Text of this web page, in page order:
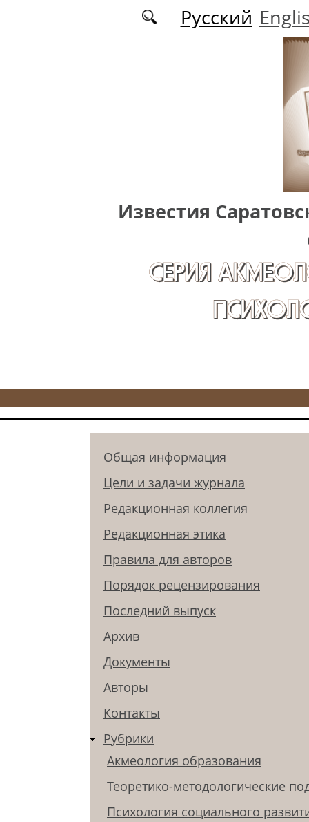
Перейти к основному содержаниюРусский
Известия
СЕРИЯ
Общая информация
Цели и задачи журнала
Редакционная коллегия
Редакционная этика
Правила для авторов
Порядок рецензирования
Последний выпуск
Архив
Документы
Авторы
Контакты
Рубрики
Акмеология образования
Теоретико-методологические
Психология социального